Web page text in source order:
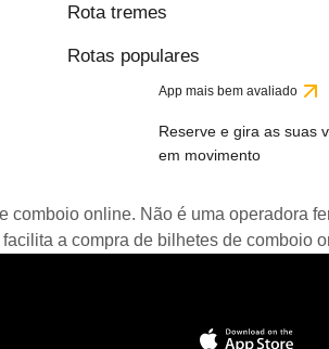
Rota tremes
Rotas populares
App mais bem avaliado
Reserve e gira as suas
em movimento
online. Não é uma operadora
a compra de bilhetes de comboio